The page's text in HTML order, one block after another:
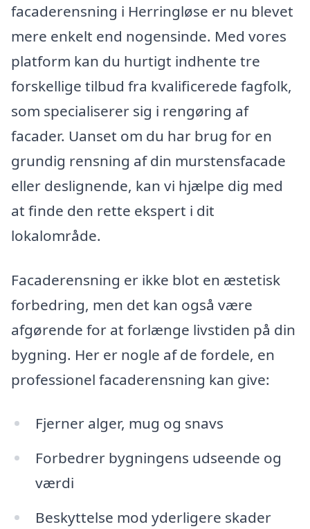
facaderensning i Herringløse er nu blevet
mere enkelt end nogensinde. Med vores
platform kan du hurtigt indhente tre
forskellige tilbud fra kvalificerede fagfolk,
som specialiserer sig i rengøring af
facader. Uanset om du har brug for en
grundig rensning af din murstensfacade
eller deslignende, kan vi hjælpe dig med
at finde den rette ekspert i dit
lokalområde.
Facaderensning er ikke blot en æstetisk
forbedring, men det kan også være
afgørende for at forlænge livstiden på din
bygning. Her er nogle af de fordele, en
professionel facaderensning kan give:
Fjerner alger, mug og snavs
Forbedrer bygningens udseende og
værdi
Beskyttelse mod yderligere skader